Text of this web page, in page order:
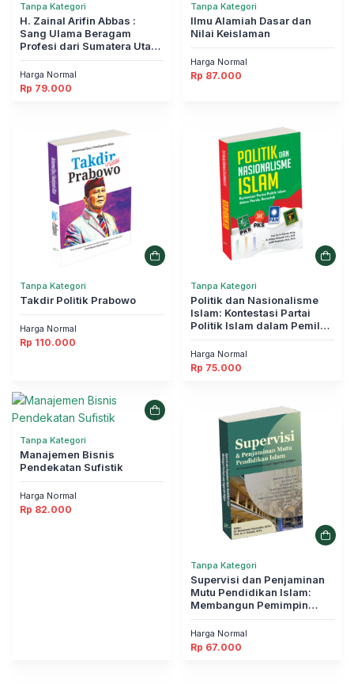
Tanpa Kategori
H. Zainal Arifin Abbas :
Sang Ulama Beragam
Profesi dari Sumatera Utara
Harga Normal
Rp 79.000
Tanpa Kategori
Ilmu Alamiah Dasar dan
Nilai Keislaman
Harga Normal
Rp 87.000
Tanpa Kategori
Takdir Politik Prabowo
Harga Normal
Rp 110.000
Tanpa Kategori
Politik dan Nasionalisme
Islam: Kontestasi Partai
Politik Islam dalam Pemilu
Harga Normal
Rp 75.000
Tanpa Kategori
Manajemen Bisnis
Pendekatan Sufistik
Harga Normal
Rp 82.000
Tanpa Kategori
Supervisi dan Penjaminan
Mutu Pendidikan Islam:
Membangun Pemimpin
Harga Normal
Rp 67.000